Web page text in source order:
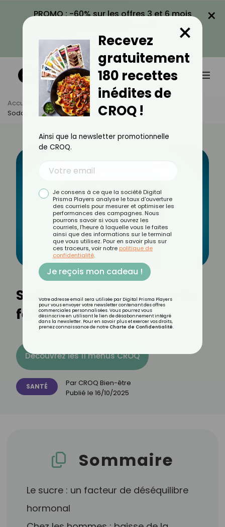
PROMO : -60% sur les offres 3 et 6 mois
VOIR LA PROMO
×
Accueil Actus
Santé
Sodas : Un Danger Pour La Fertilité ?
Sodas : un danger pour la
fertilité ?
Découvrez les 11 menus CROQ
SANTÉ Par CROQ Bien-être
Publié le 16/10/2025
Sommaire
Le sucre : un facteur de déséquilibre
hormonal
Recevez
gratuitement
180 recettes
inédites de
CROQ !
×
Ainsi que la newsletter promotionnelle
de CROQ.
Je consens à ce que la société Digital
Prisma Players analyse le taux d'ouverture
des courriels pour mesurer et optimiser les
performances des campagnes. Nous
pourrons savoir si vous ouvrez les
courriels, l'heure à laquelle vous le faites
ainsi que des informations sur le terminal
que vous utilisez. Pour en savoir plus sur
ces traceurs, voir notre politique de
confidentialité.
Je reçois mon cadeau !
Votre adresse email sera utilisée par Digital Prisma Players
pour vous envoyer votre newsletter contenant des offres
commerciales personnalisées. Vous pourrez vous
désinscrire en utilisant le lien de désabonnement intégré
dans la newsletter. Pour en savoir plus et exercer vos droits,
prenez connaissance de notre Charte de Confidentialité.